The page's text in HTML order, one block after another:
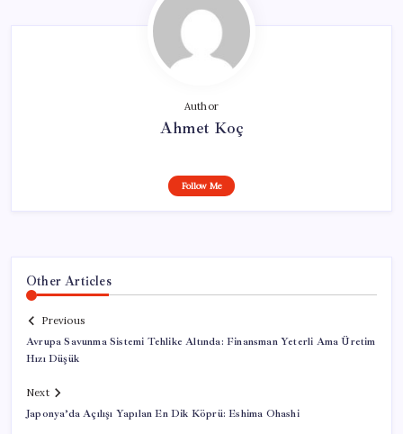
Author
Ahmet Koç
Follow Me
Other Articles
Previous
Avrupa Savunma Sistemi Tehlike Altında: Finansman Yeterli Ama Üretim
Hızı Düşük
Next
Japonya’da Açılışı Yapılan En Dik Köprü: Eshima Ohashi